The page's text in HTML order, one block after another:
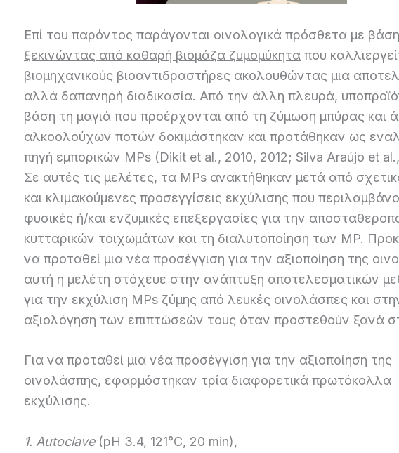
Επί του παρόντος παράγονται οινολογικά πρόσθετα με
ξεκινώντας από καθαρή βιομάζα ζυμομύκητα που
βιομηχανικούς βιοαντιδραστήρες ακολουθώντας μια
αλλά δαπανηρή διαδικασία. Από την άλλη πλευρά,
βάση τη μαγιά που προέρχονται από τη ζύμωση μπύρας και
αλκοολούχων ποτών δοκιμάστηκαν και προτάθηκαν ως
πηγή εμπορικών MPs (Dikit et al., 2010, 2012; Silva Araújo et
Σε αυτές τις μελέτες, τα MPs ανακτήθηκαν μετά από
και κλιμακούμενες προσεγγίσεις εκχύλισης που
φυσικές ή/και ενζυμικές επεξεργασίες για την
κυτταρικών τοιχωμάτων και τη διαλυτοποίηση των MP.
να προταθεί μια νέα προσέγγιση για την αξιοποίηση της
αυτή η μελέτη στόχευε στην ανάπτυξη αποτελεσματικών
για την εκχύλιση MPs ζύμης από λευκές οινολάσπες και
αξιολόγηση των επιπτώσεών τους όταν προστεθούν ξανά
Για να προταθεί μια νέα προσέγγιση για την αξιοποίηση της
οινολάσπης, εφαρμόστηκαν τρία διαφορετικά πρωτόκολλα
εκχύλισης.
1. Autoclave(pH 3.4, 121°C, 20 min),